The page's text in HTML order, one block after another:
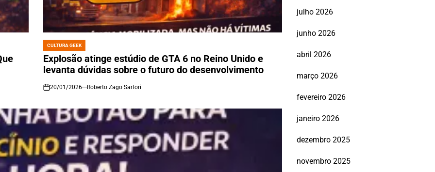
POSTED
IN
CULTURA GEEK
Explosão atinge estúdio de GTA 6 no Reino Unido e
levanta dúvidas sobre o futuro do desenvolvimento
on
20/01/2026 Roberto Zago Sartori
julho 2026
junho 2026
abril 2026
março 2026
fevereiro 2026
janeiro 2026
dezembro 2025
novembro 2025